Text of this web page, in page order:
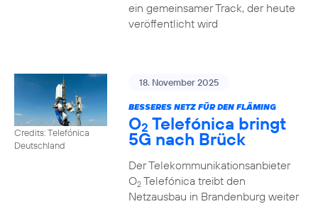
ein gemeinsamer Track, der heute
veröffentlicht wird
Credits: Telefónica
Deutschland
18. November 2025
BESSERES NETZ FÜR DEN FLÄMING
O2 Telefónica bringt
5G nach Brück
Der Telekommunikationsanbieter
O2Telefónica treibt den
Netzausbau in Brandenburg weiter